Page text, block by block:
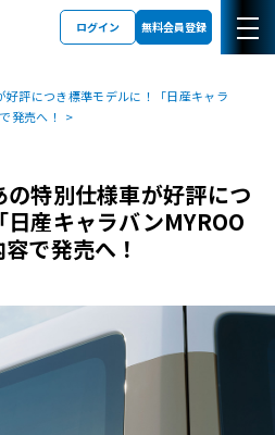
ログイン 無料会員登録
評につき標準モデルに！「日産キャラ
発売へ！
特別仕様車が好評につ
産キャラバンMYROO
で発売へ！